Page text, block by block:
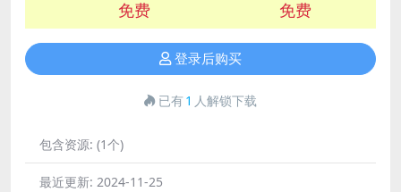
免费 免费
登录后购买
已有1 人解锁下载
包含资源: (1个)
最近更新: 2024-11-25